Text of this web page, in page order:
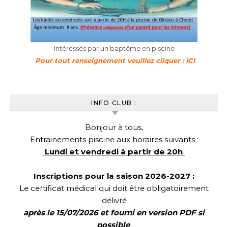
Intéressés par un baptême en piscine
Pour tout renseignement veuillez cliquer : ICI
INFO CLUB :
Bonjour à tous,
Entrainements piscine aux horaires suivants :
Lundi et vendredi à partir de 20h
Inscriptions pour la saison 2026-2027 :
Le certificat médical qui doit être obligatoirement
délivré
après le 15/07/2026 et fourni en version PDF si
possible.